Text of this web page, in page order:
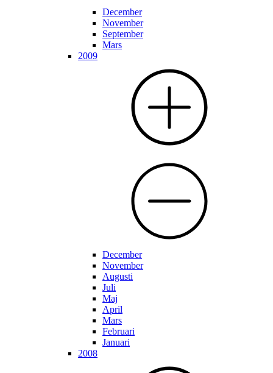
December
November
September
Mars
2009
December
November
Augusti
Juli
Maj
April
Mars
Februari
Januari
2008